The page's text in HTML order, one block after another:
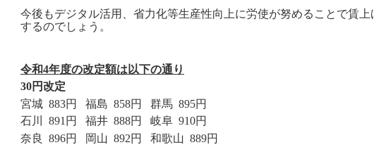
今後もデジタル活用、省力化等生産性向上に労使が努めることで賃上
するのでしょう。
令和4年度の改定額は以下の通り
30円改定
宮城 883円 福島 858円 群馬 895円
石川
891 円 福井 888円 岐阜 910円
奈良
896円 岡山 892円 和歌山 889円